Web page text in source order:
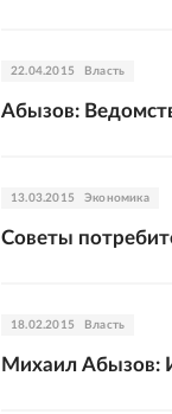
22.04.2015 Власть
Абызов:
13.03.2015 Экономика
Советы
18.02.2015 Власть
Михаил Абызов: